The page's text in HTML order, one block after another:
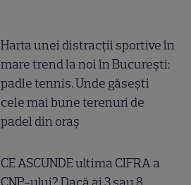
Harta unei distracții sportive în
mare trend la noi în București:
padle tennis. Unde găsești
cele mai bune terenuri de
padel din oraș
CE ASCUNDE ultima CIFRA a